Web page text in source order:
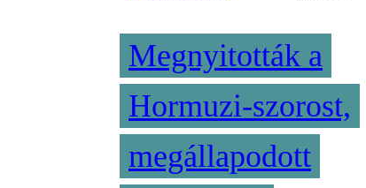
Megnyitották a
Hormuzi-szorost,
megállapodott